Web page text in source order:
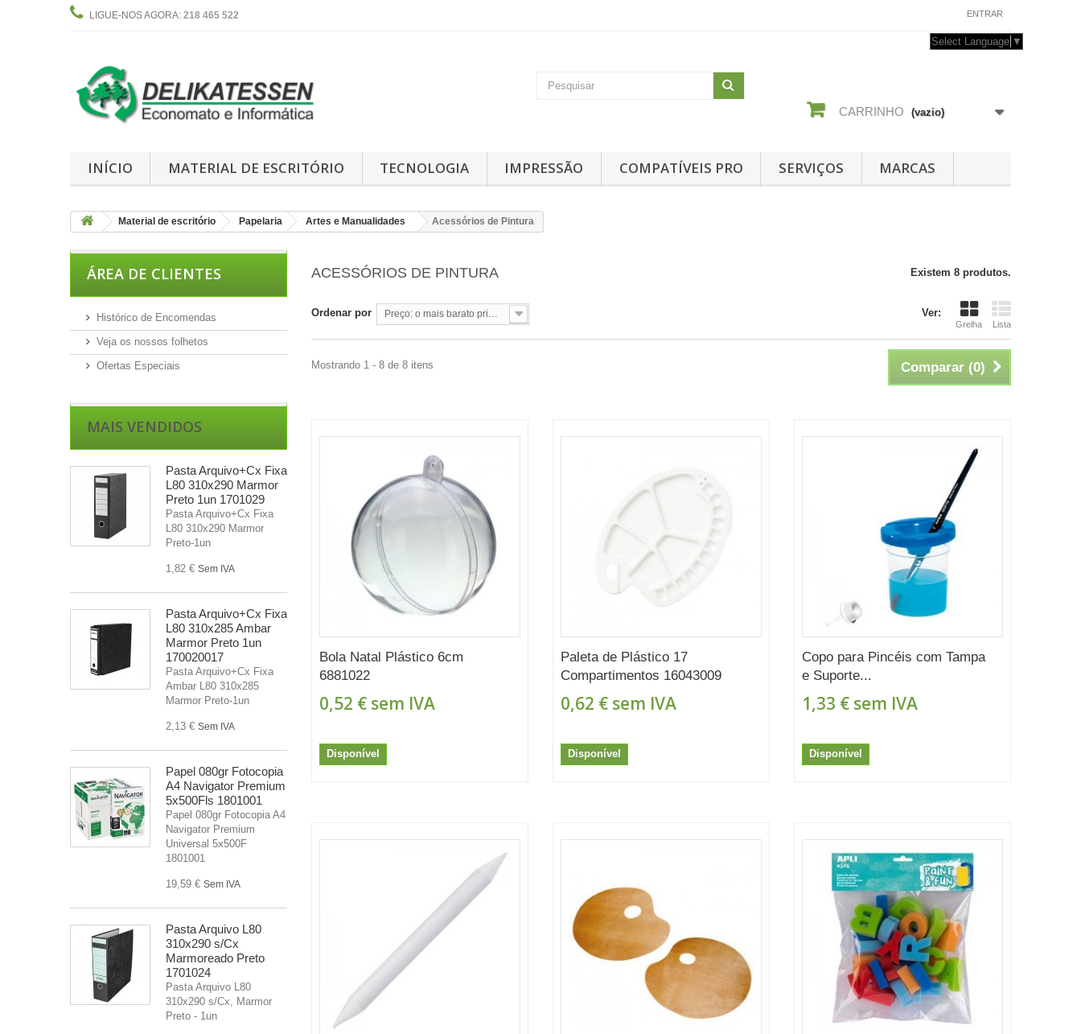
ENTRAR
LIGUE-NOS AGORA: 218 465 522
Select Language ▼
CARRINHO (vazio)
INÍCIO MATERIAL DE ESCRITÓRIO TECNOLOGIA IMPRESSÃO COMPATÍVEIS PRO SERVIÇOS MARCAS
Material de escritório Papelaria Artes e Manualidades Acessórios de Pintura
ÁREA DE CLIENTES
Histórico de Encomendas
Veja os nossos folhetos
Ofertas Especiais
MAIS VENDIDOS
Pasta Arquivo+Cx Fixa
L80 310x290 Marmor
Preto 1un 1701029
Pasta Arquivo+Cx Fixa
L80 310x290 Marmor
Preto-1un
1,82 € Sem IVA
Pasta Arquivo+Cx Fixa
L80 310x285 Ambar
Marmor Preto 1un
170020017
Pasta Arquivo+Cx Fixa
Ambar L80 310x285
Marmor Preto-1un
2,13 € Sem IVA
Papel 080gr Fotocopia
A4 Navigator Premium
5x500Fls 1801001
Papel 080gr Fotocopia A4
Navigator Premium
Universal 5x500F
1801001
19,59 € Sem IVA
Pasta Arquivo L80
310x290 s/Cx
Marmoreado Preto
1701024
Pasta Arquivo L80
310x290 s/Cx, Marmor
Preto - 1un
ACESSÓRIOS DE PINTURA Existem 8 produtos.
Ver:
Grelha Lista
Ordenar por
Comparar (0)
Mostrando 1 - 8 de 8 itens
Bola Natal Plástico 6cm
6881022
0,52 € sem IVA
Disponível
Paleta de Plástico 17
Compartimentos 16043009
0,62 €sem IVA
Disponível
Copo para Pincéis com Tampa
e Suporte...
1,33 €sem IVA
Disponível